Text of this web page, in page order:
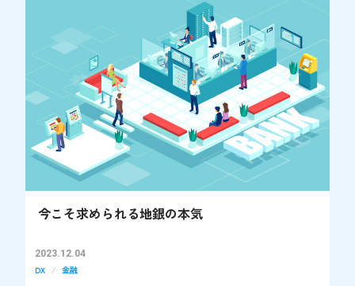
今こそ求められる地銀の本気
2023.12.04
DX 金融